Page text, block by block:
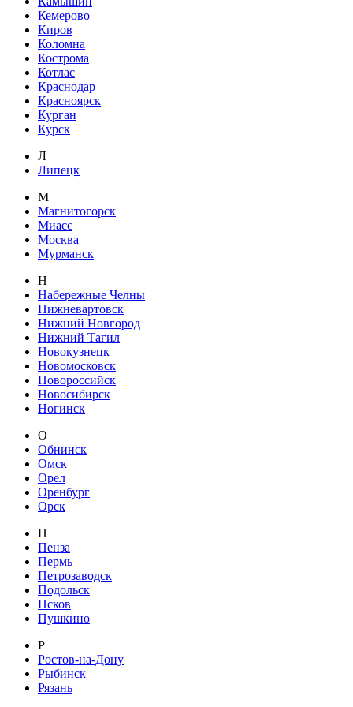
Кемерово
Киров
Коломна
Кострома
Котлас
Краснодар
Красноярск
Курган
Курск
Л
Липецк
М
Магнитогорск
Миасс
Москва
Мурманск
Н
Набережные Челны
Нижневартовск
Нижний Новгород
Нижний Тагил
Новокузнецк
Новомосковск
Новороссийск
Новосибирск
Ногинск
О
Обнинск
Омск
Орел
Оренбург
Орск
П
Пенза
Пермь
Петрозаводск
Подольск
Псков
Пушкино
Р
Ростов-на-Дону
Рыбинск
Рязань